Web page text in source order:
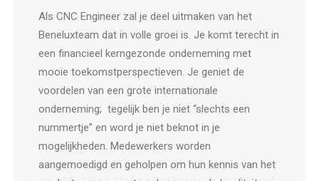
Als CNC Engineer zal je deel uitmaken van het
Beneluxteam dat in volle groei is. Je komt terecht in
een financieel kerngezonde onderneming met
mooie toekomstperspectieven. Je geniet de
voordelen van een grote internationale
onderneming; tegelijk ben je niet “slechts een
nummertje” en word je niet beknot in je
mogelijkheden. Medewerkers worden
aangemoedigd en geholpen om hun kennis van het